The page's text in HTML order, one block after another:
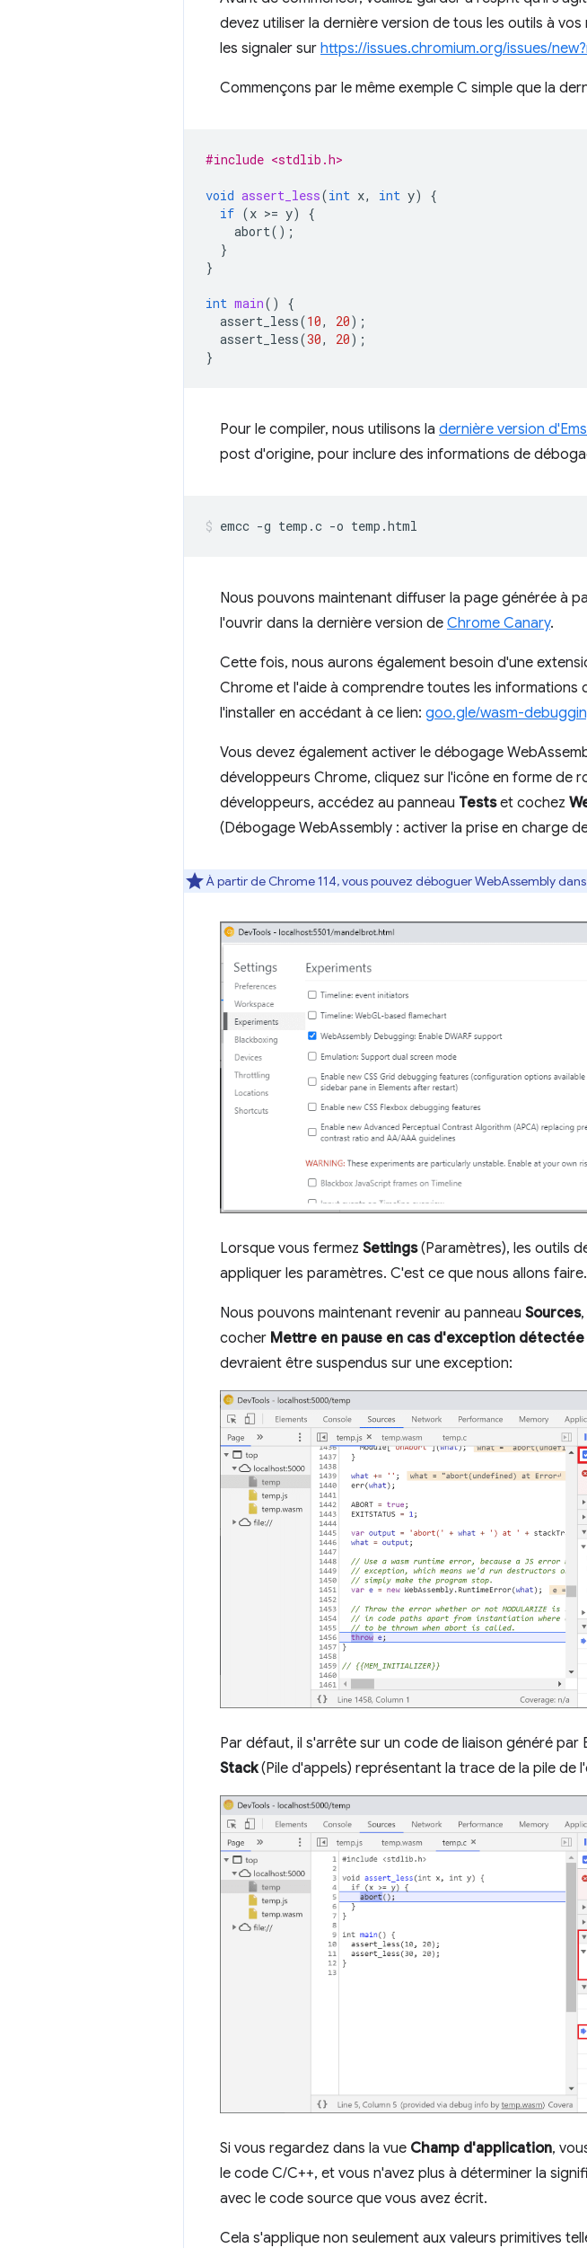
devez utiliser la dernière version de tous les outils à
les signaler sur https://issues.chromium.org/issues/
Commençons par le même exemple C simple que la
#include <stdlib.h>
void assert_less(int x, int y)
{
if (x >= y)
{
abort();
}
}
int main()
{
assert_less(10, 20);
assert_less(30, 20);
}
Pour le compiler, nous utilisons la dernière version
post d'origine, pour inclure des informations de
Nous pouvons maintenant diffuser la page générée à
l'ouvrir dans la dernière version de Chrome Canary.
Cette fois, nous aurons également besoin d'une
Chrome et l'aide à comprendre toutes les informations
l'installer en accédant à ce lien: goo.gle/wasm-
Vous devez également activer le débogage
développeurs Chrome, cliquez sur l'icône en forme de
développeurs, accédez au panneau Testset cochez
(Débogage WebAssembly : activer la prise en charge
À partir de Chrome 114, vous pouvez déboguer WebAssembly
Lorsque vous fermez Settings(Paramètres), les outils
appliquer les paramètres. C'est ce que nous allons
Nous pouvons maintenant revenir au panneau Sources
cocher Mettre en pause en cas d'exception détectée
devraient être suspendus sur une exception:
Par défaut, il s'arrête sur un code de liaison généré
Stack(Pile d'appels) représentant la trace de la pile de
Si vous regardez dans la vue Champ d'application,
le code C/C++, et vous n'avez plus à déterminer la
avec le code source que vous avez écrit.
Cela s'applique non seulement aux valeurs primitives